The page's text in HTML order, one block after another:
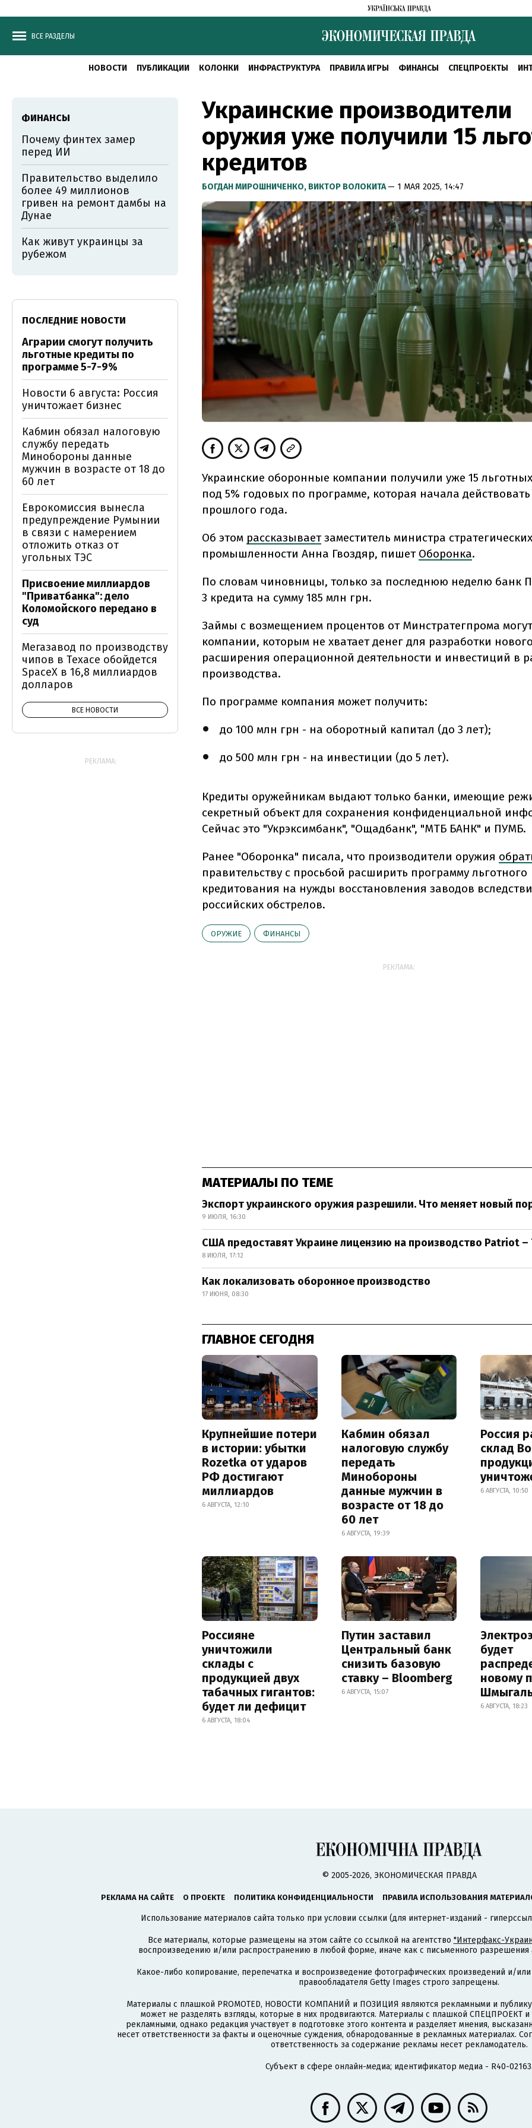
ВСЕ РАЗДЕЛЫ
НОВОСТИ ПУБЛИКАЦИИ КОЛОНКИ ИНФРАСТРУКТУРА ПРАВИЛА ИГРЫ ФИНАНСЫ СПЕЦПРОЕКТЫ
Украинские производители
оружия уже получили 15
кредитов
БОГДАН МИРОШНИЧЕНКО, ВИКТОР ВОЛОКИТА— 1 МАЯ 2025, 14:47
Украинские оборонные компании получили уже 15
под 5% годовых по программе, которая начала
прошлого года.
Об этом рассказывает заместитель министра
промышленности Анна Гвоздяр, пишет Оборонка.
По словам чиновницы, только за последнюю неделю банк
3 кредита на сумму 185 млн грн.
Займы с возмещением процентов от Минстратегпрома
компании, которым не хватает денег для разработки
расширения операционной деятельности и инвестиций в
производства.
По программе компания может получить:
до 100 млн грн - на оборотный капитал (до 3 лет);
до 500 млн грн - на инвестиции (до 5 лет).
Кредиты оружейникам выдают только банки, имеющие
секретный объект для сохранения конфиденциальной
Сейчас это "Укрэксимбанк", "Ощадбанк", "МТБ БАНК" и ПУМБ.
Ранее "Оборонка" писала, что производители оружия
правительству с просьбой расширить программу льготного
кредитования на нужды восстановления заводов
российских обстрелов.
ОРУЖИЕ ФИНАНСЫ
РЕКЛАМА:
МАТЕРИАЛЫ ПО ТЕМЕ
Экспорт украинского оружия разрешили. Что меняет новый
9 ИЮЛЯ, 16:30
США предоставят Украине лицензию на производство Patriot –
8 ИЮЛЯ, 17:12
Как локализовать оборонное производство
17 ИЮНЯ, 08:30
ГЛАВНОЕ СЕГОДНЯ
Крупнейшие потери
в истории: убытки
Rozetka от ударов
РФ достигают
миллиардов
6 АВГУСТА, 12:10
Кабмин обязал
налоговую службу
передать
Минобороны
данные мужчин в
возрасте от 18 до
60 лет
6 АВГУСТА, 19:39
Россия
склад
6 АВГУСТА, 10:50
Россияне
уничтожили
склады с
продукцией двух
табачных гигантов:
будет ли дефицит
6 АВГУСТА, 18:04
Путин заставил
Центральный банк
снизить базовую
ставку – Bloomberg
6 АВГУСТА, 15:07
будет
новому
6 АВГУСТА, 18:23
ФИНАНСЫ
Почему финтех замер
перед ИИ
Правительство выделило
более 49 миллионов
гривен на ремонт дамбы на
Дунае
Как живут украинцы за
рубежом
ПОСЛЕДНИЕ НОВОСТИ
Аграрии смогут получить
льготные кредиты по
программе 5-7-9%
Новости 6 августа: Россия
уничтожает бизнес
Кабмин обязал налоговую
службу передать
Минобороны данные
мужчин в возрасте от 18 до
60 лет
Еврокомиссия вынесла
предупреждение Румынии
в связи с намерением
отложить отказ от
угольных ТЭС
Присвоение миллиардов
"Приватбанка": дело
Коломойского передано в
суд
Мегазавод по производству
чипов в Техасе обойдется
SpaceX в 16,8 миллиардов
долларов
ВСЕ НОВОСТИ
РЕКЛАМА:
© 2005-2026, ЭКОНОМИЧЕСКАЯ ПРАВДА
РЕКЛАМА НА САЙТЕ О ПРОЕКТЕ ПОЛИТИКА КОНФИДЕНЦИАЛЬНОСТИ ПРАВИЛА ИСПОЛЬЗОВАНИЯ
Использование материалов сайта только при условии ссылки (для интернет-изданий -
Все материалы, которые размещены на этом сайте со ссылкой на агентство "Интерфакс-
воспроизведению и/или распространению в любой форме, иначе как с письменного разрешения
Какое-либо копирование, перепечатка и воспроизведение фотографических произведений и/
правообладателя Getty Images строго запрещены.
Материалы с плашкой PROMOTED, НОВОСТИ КОМПАНИЙ и ПОЗИЦИЯ являются рекламными и
может не разделять взгляды, которые в них продвигаются. Материалы с плашкой СПЕЦПРОЕКТ
рекламными, однако редакция участвует в подготовке этого контента и разделяет мнения,
несет ответственности за факты и оценочные суждения, обнародованные в рекламных материалах.
ответственность за содержание рекламы несет рекламодатель.
Субъект в сфере онлайн-медиа; идентификатор медиа - R40-02163.